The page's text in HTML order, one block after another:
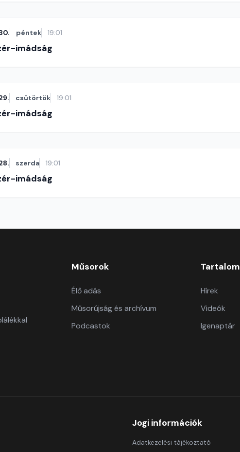
péntek 19:01
imádság
csütörtök 19:01
imádság
szerda 19:01
imádság
Műsorok
Élő adás
Műsorújság és archívum
Podcastok
Tartalom
Hírek
Videók
Igenaptár
Jogi információk
Adatkezelési tájékoztató